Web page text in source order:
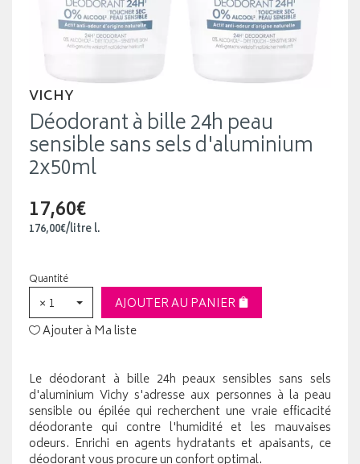
VICHY
Déodorant à bille 24h peau
sensible sans sels d'aluminium
2x50ml
17,60€
176,00€/litrel.
Quantité
× 1
AJOUTER AU PANIER
Ajouter à Ma liste
Le déodorant à bille 24h peaux sensibles sans sels
d'aluminium Vichy s'adresse aux personnes à la peau
sensible ou épilée qui recherchent une vraie efficacité
déodorante qui contre l'humidité et les mauvaises
odeurs. Enrichi en agents hydratants et apaisants, ce